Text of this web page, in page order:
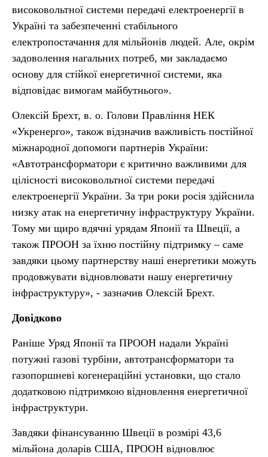
високовольтної системи передачі електроенергії в
Україні та забезпеченні стабільного
електропостачання для мільйонів людей. Але, окрім
задоволення нагальних потреб, ми закладаємо
основу для стійкої енергетичної системи, яка
відповідає вимогам майбутнього».
Олексій Брехт, в. о. Голови Правління НЕК
«Укренерго», також відзначив важливість постійної
міжнародної допомоги партнерів України:
«Автотрансформатори є критично важливими для
цілісності високовольтної системи передачі
електроенергії України. За три роки росія здійснила
низку атак на енергетичну інфраструктуру України.
Тому ми щиро вдячні урядам Японії та Швеції, а
також ПРООН за їхню постійну підтримку – саме
завдяки цьому партнерству наші енергетики можуть
продовжувати відновлювати нашу енергетичну
інфраструктуру», - зазначив Олексій Брехт.
Довідково
Раніше Уряд Японії та ПРООН надали Україні
потужні газові турбіни, автотрансформатори та
газопоршневі когенераційні установки, що стало
додатковою підтримкою відновлення енергетичної
інфраструктури.
Завдяки фінансуванню Швеції в розмірі 43,6
мільйона доларів США, ПРООН відновлює